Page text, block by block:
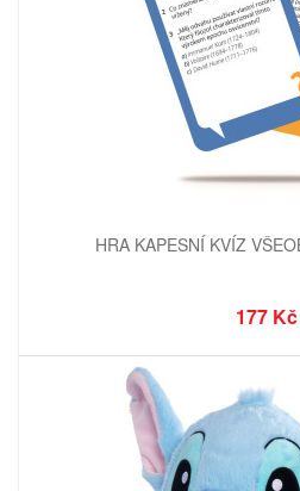
HRA KAPESNÍ KVÍZ
177 Kč